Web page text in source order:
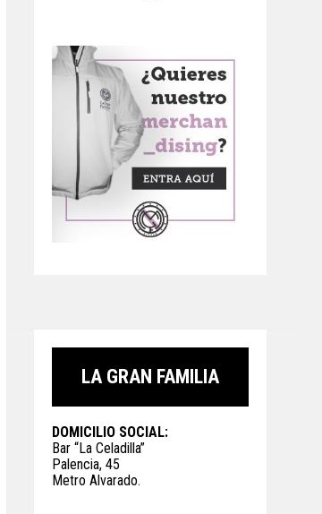
LA GRAN FAMILIA
DOMICILIO SOCIAL:
Bar “La Celadilla”
Palencia, 45
Metro Alvarado.